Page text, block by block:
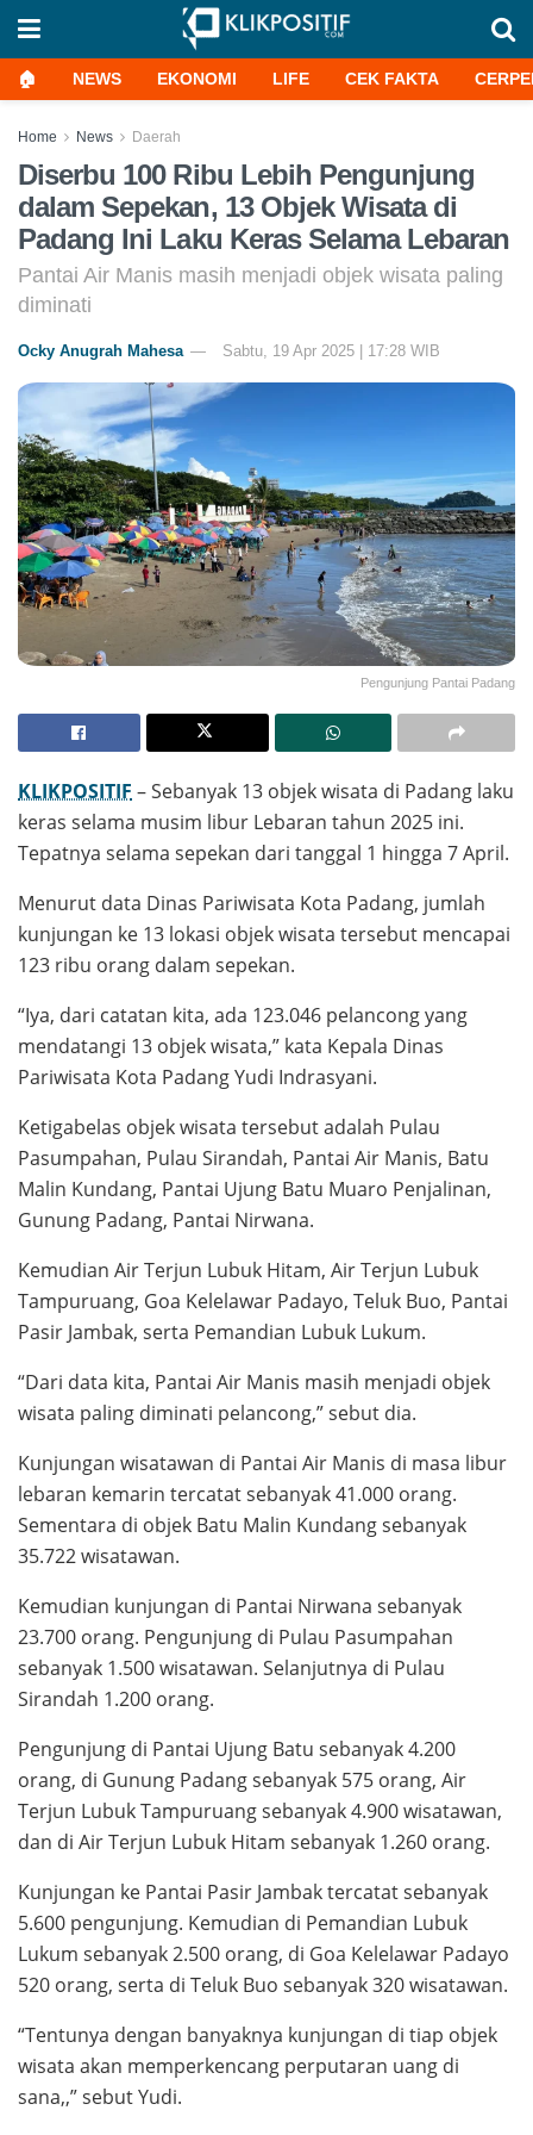
🏠 NEWS EKONOMI LIFE CEK FAKTA
Home News Daerah
Diserbu 100 Ribu Lebih Pengunjung
dalam Sepekan, 13 Objek Wisata di
Padang Ini Laku Keras Selama Lebaran
Pantai Air Manis masih menjadi objek wisata paling
diminati
Ocky Anugrah Mahesa Sabtu, 19 Apr 2025 | 17:28 WIB
Pengunjung Pantai Padang
KLIKPOSITIF – Sebanyak 13 objek wisata di Padang laku
keras selama musim libur Lebaran tahun 2025 ini.
Tepatnya selama sepekan dari tanggal 1 hingga 7 April.
Menurut data Dinas Pariwisata Kota Padang, jumlah
kunjungan ke 13 lokasi objek wisata tersebut mencapai
123 ribu orang dalam sepekan.
“Iya, dari catatan kita, ada 123.046 pelancong yang
mendatangi 13 objek wisata,” kata Kepala Dinas
Pariwisata Kota Padang Yudi Indrasyani.
Ketigabelas objek wisata tersebut adalah Pulau
Pasumpahan, Pulau Sirandah, Pantai Air Manis, Batu
Malin Kundang, Pantai Ujung Batu Muaro Penjalinan,
Gunung Padang, Pantai Nirwana.
Kemudian Air Terjun Lubuk Hitam, Air Terjun Lubuk
Tampuruang, Goa Kelelawar Padayo, Teluk Buo, Pantai
Pasir Jambak, serta Pemandian Lubuk Lukum.
“Dari data kita, Pantai Air Manis masih menjadi objek
wisata paling diminati pelancong,” sebut dia.
Kunjungan wisatawan di Pantai Air Manis di masa libur
lebaran kemarin tercatat sebanyak 41.000 orang.
Sementara di objek Batu Malin Kundang sebanyak
35.722 wisatawan.
Kemudian kunjungan di Pantai Nirwana sebanyak
23.700 orang. Pengunjung di Pulau Pasumpahan
sebanyak 1.500 wisatawan. Selanjutnya di Pulau
Sirandah 1.200 orang.
Pengunjung di Pantai Ujung Batu sebanyak 4.200
orang, di Gunung Padang sebanyak 575 orang, Air
Terjun Lubuk Tampuruang sebanyak 4.900 wisatawan,
dan di Air Terjun Lubuk Hitam sebanyak 1.260 orang.
Kunjungan ke Pantai Pasir Jambak tercatat sebanyak
5.600 pengunjung. Kemudian di Pemandian Lubuk
Lukum sebanyak 2.500 orang, di Goa Kelelawar Padayo
520 orang, serta di Teluk Buo sebanyak 320 wisatawan.
“Tentunya dengan banyaknya kunjungan di tiap objek
wisata akan memperkencang perputaran uang di
sana,,” sebut Yudi.